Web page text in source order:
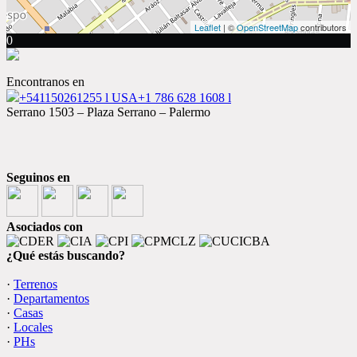
Leaflet | ©OpenStreetMapcontributors
0
Encontranos en
+541150261255 l USA+1 786 628 1608 l
Serrano 1503 – Plaza Serrano – Palermo
Seguinos en
Asociados con
¿Qué estás buscando?
· Terrenos
· Departamentos
· Casas
· Locales
· PHs